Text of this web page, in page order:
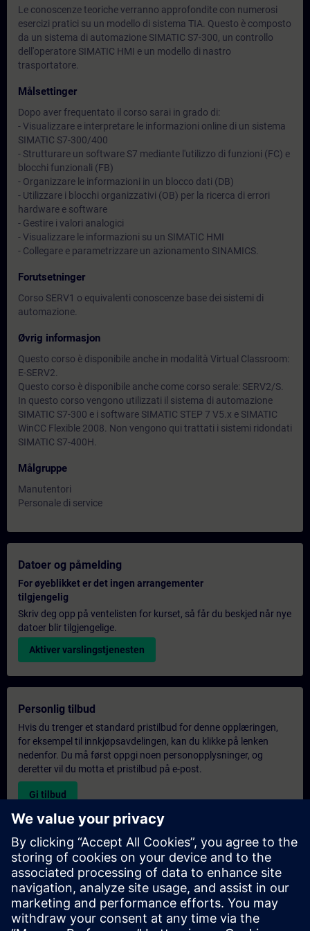
Le conoscenze teoriche verranno approfondite con numerosi
esercizi pratici su un modello di sistema TIA. Questo è composto
da un sistema di automazione SIMATIC S7-300, un controllo
dell'operatore SIMATIC HMI e un modello di nastro
trasportatore.
Målsettinger
Dopo aver frequentato il corso sarai in grado di:
- Visualizzare e interpretare le informazioni online di un sistema
SIMATIC S7-300/400
- Strutturare un software S7 mediante l'utilizzo di funzioni (FC) e
blocchi funzionali (FB)
- Organizzare le informazioni in un blocco dati (DB)
- Utilizzare i blocchi organizzativi (OB) per la ricerca di errori
hardware e software
- Gestire i valori analogici
- Visualizzare le informazioni su un SIMATIC HMI
- Collegare e parametrizzare un azionamento SINAMICS.
Forutsetninger
Corso SERV1 o equivalenti conoscenze base dei sistemi di
automazione.
Øvrig informasjon
Questo corso è disponibile anche in modalità Virtual Classroom:
E-SERV2.
Questo corso è disponibile anche come corso serale: SERV2/S.
In questo corso vengono utilizzati il sistema di automazione
SIMATIC S7-300 e i software SIMATIC STEP 7 V5.x e SIMATIC
WinCC Flexible 2008. Non vengono qui trattati i sistemi ridondati
SIMATIC S7-400H.
Målgruppe
Manutentori
Personale di service
Datoer og påmelding
For øyeblikket er det ingen arrangementer
tilgjengelig
Skriv deg opp på ventelisten for kurset, så får du beskjed når nye
datoer blir tilgjengelige.
Aktiver varslingstjenesten
Personlig tilbud
Hvis du trenger et standard pristilbud for denne opplæringen,
for eksempel til innkjøpsavdelingen, kan du klikke på lenken
nedenfor. Du må først oppgi noen personopplysninger, og
deretter vil du motta et pristilbud på e-post.
Gi tilbud
Forespørsel om eksklusiv opplæring
Fyll ut skjemaet nedenfor hvis du ønsker et tilbud på et
eksklusivt kurs, enten på stedet, virtuelt eller på vårt SITRAIN-
kurssenter. Denne typen forespørsel passer for større grupper (6
personer eller flere). Etter at du har oppgitt kontaktinformasjon
og kursbehov, vil du motta et tilbud fra oss.